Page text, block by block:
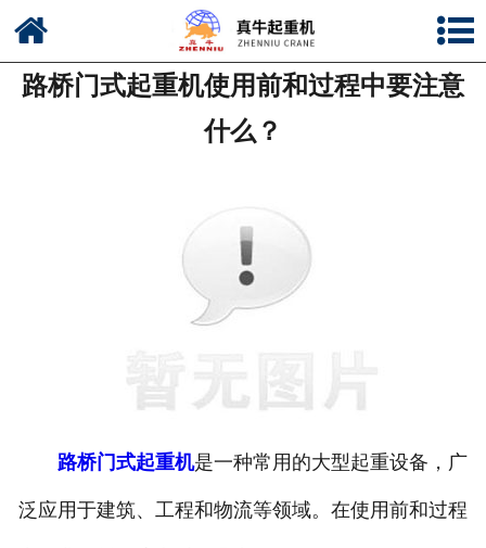
公司简介
路桥门式起重机使用前和过程中要注意
什么？
路桥门式起重机是一种常用的大型起重设备，广
泛应用于建筑、工程和物流等领域。在使用前和过程